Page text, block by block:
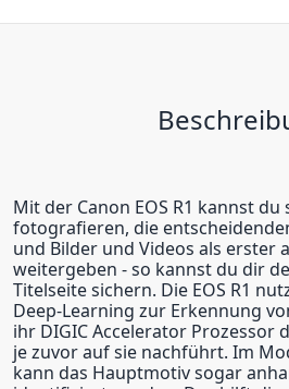
Mit der Canon EOS R1 kannst du
fotografieren, die
und Bilder und Videos als erster
weitergeben - so kannst du dir
Titelseite sichern. Die EOS R1
Deep-Learning zur Erkennung
ihr DIGIC Accelerator Prozessor
je zuvor auf sie nachführt. Im
kann das Hauptmotiv sogar